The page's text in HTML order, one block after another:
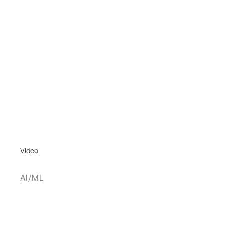
Video
AI/ML